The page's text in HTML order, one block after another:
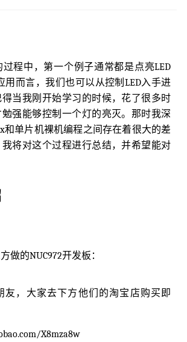
程中，第一个例子通常都是点亮LED
用而言，我们也可以从控制LED入手进
当我刚开始学习的时候，花了很多时
强能够控制一个灯的亮灭。那时我深
和单片机裸机编程之间存在着很大的差
将对这个过程进行总结，并希望能对
做的NUC972开发板：
友，大家去下方他们的淘宝店购买即
X8mza8w